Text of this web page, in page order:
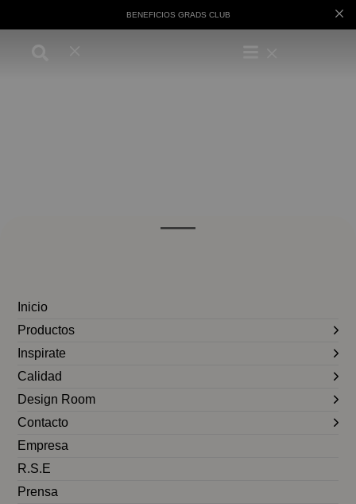
BENEFICIOS GRADS CLUB
Inicio
Productos
Inspirate
Calidad
Design Room
Contacto
Empresa
R.S.E
Prensa